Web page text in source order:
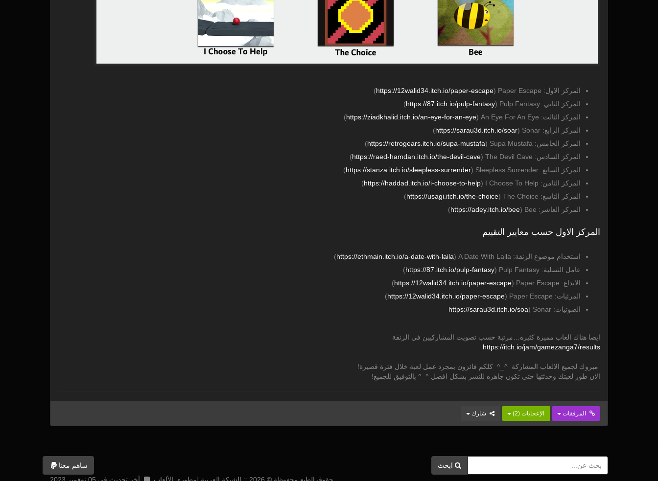
المركز الاول: Paper Escape ( https://12walid34.itch.io/paper-escape
)
المركز الثاني: Pulp Fantasy (
https://87.itch.io/pulp-fantasy
)
المركز الثالث: An Eye For An Eye (
https://ziadkhalid.itch.io/an-eye-for-an-eye
)
المركز الرابع: Sonar (
https://sarau3d.itch.io/soar
)
المركز الخامس: Supa Mustafa (
https://retrogears.itch.io/supa-mustafa
)
المركز السادس: The Devil Cave (
https://raed-hamdan.itch.io/the-devil-cave
)
المركز السابع: Sleepless Surrender (
https://stanza.itch.io/sleepless-surrender
)
المركز الثامن: I Choose To Help (
https://haddad.itch.io/i-choose-to-help
)
المركز التاسع: The Choice (
https://usagi.itch.io/the-choice
)
المركز العاشر: Bee (
https://adey.itch.io/bee
)
المركز الاول حسب معايير التقييم
استخدام موضوع الزنقة: A Date With Laila ( https://ethmain.itch.io/a-date-with-laila
)
عامل التسلية: Pulp Fantasy (
https://87.itch.io/pulp-fantasy
)
الابداع: Paper Escape (
https://12walid34.itch.io/paper-escape
)
المرئيات: Paper Escape (
https://12walid34.itch.io/paper-escape
)
الصوتيات: Sonar (
https://sarau3d.itch.io/soa
ايضا هناك العاب مميزة كثيره…مرتبة حسب تصويت المشاركيين في الزنقة
https://itch.io/jam/gamezanga7/results
مبروك لجميع الالعاب المشاركة ^_^ كلكم فائزون بمجرد عمل لعبة خلال فترة قصيرة!
الان طور لعبتك وحدثتها حتى تكون جاهزه للنشر بشكل افضل ^_^ بالتوفيق للجميع!
المرفقات الإعجابات (
2
) شارك
ابحث
ساهم معنا